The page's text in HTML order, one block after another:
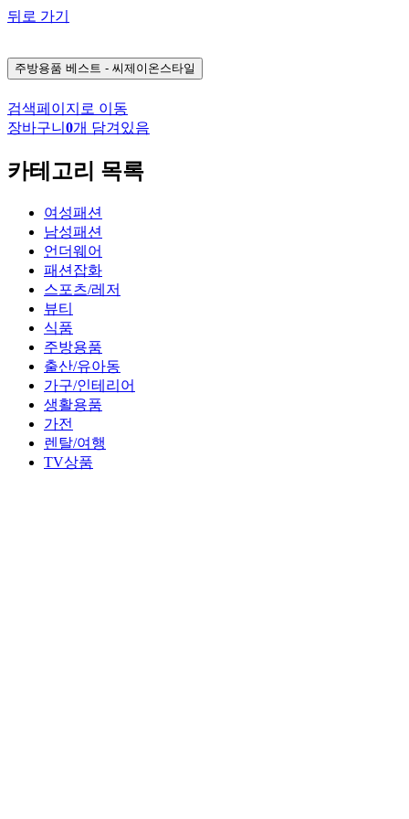
뒤로 가기
주방용품 베스트 - 씨제이온스타일
검색페이지로 이동
장바구니 0개 담겨있음
카테고리 목록
여성패션
남성패션
언더웨어
패션잡화
스포츠/레저
뷰티
식품
주방용품
출산/유아동
가구/인테리어
생활용품
가전
렌탈/여행
TV상품